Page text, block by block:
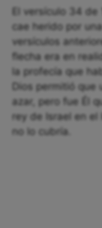
El versículo 34
cae herido por
versículos
flecha era en
la profecía que
Dios permitió
azar, pero fue Él
rey de Israel en
no lo cubría.